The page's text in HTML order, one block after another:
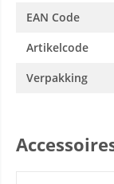
EAN Code
Artikelcode
Verpakking